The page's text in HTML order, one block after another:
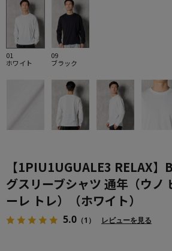
01
ホワイト
09
ブラック
【1PIU1UGUALE3 RELAX】
グスリーブシャツ 通年（ウノ
ーレ トレ）（ホワイト）
5.0 （1） レビューを見る